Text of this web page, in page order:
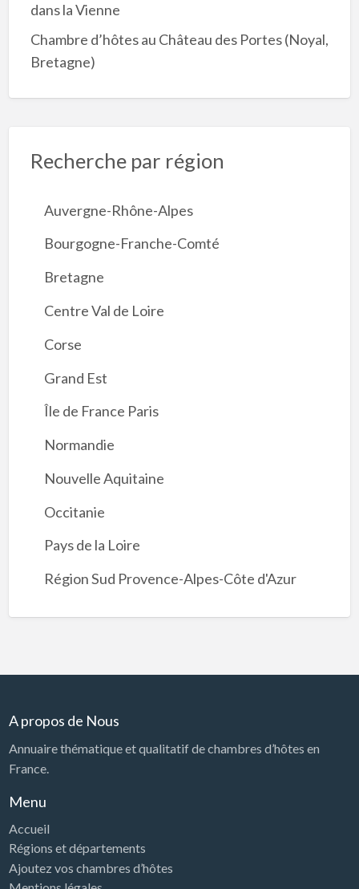
dans la Vienne
Chambre d’hôtes au Château des Portes (Noyal,
Bretagne)
Recherche par région
Auvergne-Rhône-Alpes
Bourgogne-Franche-Comté
Bretagne
Centre Val de Loire
Corse
Grand Est
Île de France Paris
Normandie
Nouvelle Aquitaine
Occitanie
Pays de la Loire
Région Sud Provence-Alpes-Côte d'Azur
A propos de Nous
Annuaire thématique et qualitatif de chambres d’hôtes en
France.
Menu
Accueil
Régions et départements
Ajoutez vos chambres d’hôtes